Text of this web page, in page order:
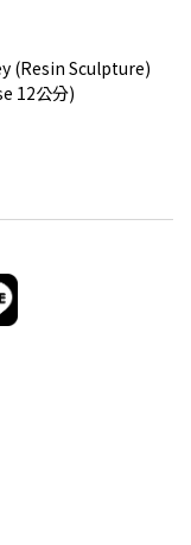
(Resin Sculpture)
12公分)